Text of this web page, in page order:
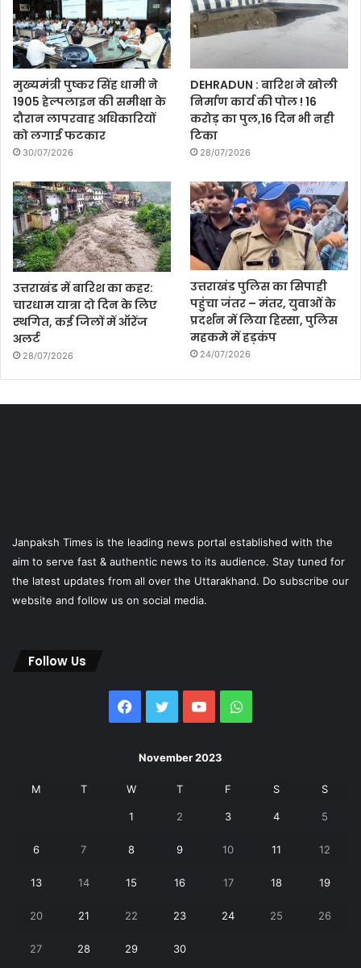
मुख्यमंत्री पुष्कर सिंह धामी ने
1905 हेल्पलाइन की समीक्षा के
दौरान लापरवाह अधिकारियों
को लगाई फटकार
30/07/2026
DEHRADUN : बारिश ने खोली
निर्माण कार्य की पोल ! 16
करोड़ का पुल,16 दिन भी नही
टिका
28/07/2026
उत्तराखंड में बारिश का कहर:
चारधाम यात्रा दो दिन के लिए
स्थगित, कई जिलों में ऑरेंज
अलर्ट
28/07/2026
उत्तराखंड पुलिस का सिपाही
पहुंचा जंतर – मंतर, युवाओं के
प्रदर्शन में लिया हिस्सा, पुलिस
महकमे में हड़कंप
24/07/2026
Janpaksh Times is the leading news portal established with the
aim to serve fast & authentic news to its audience. Stay tuned for
the latest updates from all over the Uttarakhand. Do subscribe our
website and follow us on social media.
Follow Us
Facebook
Twitter YouTubeWhatsApp
November 2023
M T W T F S S
1 2 3 4 5
6 7 8 9 10 11 12
13 14 15 16 17 18 19
20 21 22 23 24 25 26
27 28 29 30